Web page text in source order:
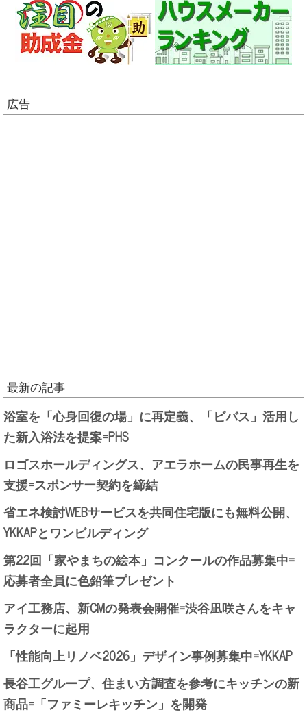
広告
最新の記事
浴室を「心身回復の場」に再定義、「ビバス」活用し
た新入浴法を提案=PHS
ロゴスホールディングス、アエラホームの民事再生を
支援=スポンサー契約を締結
省エネ検討WEBサービスを共同住宅版にも無料公開、
YKKAPとワンビルディング
第22回「家やまちの絵本」コンクールの作品募集中=
応募者全員に色鉛筆プレゼント
アイ工務店、新CMの発表会開催=渋谷凪咲さんをキャ
ラクターに起用
「性能向上リノベ2026」デザイン事例募集中=YKKAP
長谷工グループ、住まい方調査を参考にキッチンの新
商品=「ファミーレキッチン」を開発